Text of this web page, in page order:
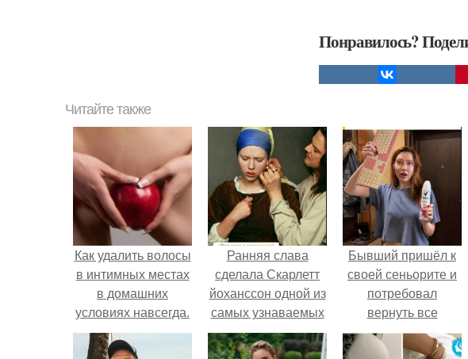
Понравилось?
Читайте также
Как удалить волосы
в интимных местах
в домашних
условиях навсегда.
Ранняя слава
сделала Скарлетт
йоханссон одной из
самых узнаваемых
актрис голливуда,
но за глянцевым
Бывший пришёл к
своей сеньорите и
потребовал
вернуть все
подарки.